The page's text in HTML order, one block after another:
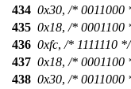
434 0x30, /* 0011000
435 0x18, /* 0001100
436 0xfc, /* 1111110 */
437 0x18, /* 0001100
438 0x30, /* 0011000